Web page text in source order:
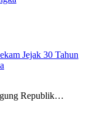
Jejak 30 Tahun
Republik…